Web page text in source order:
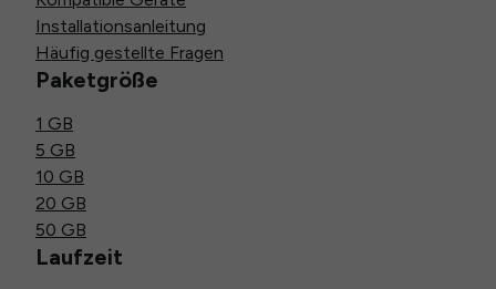
Installationsanleitung
Häufig gestellte Fragen
Paketgröße
1 GB
5 GB
10 GB
20 GB
50 GB
Laufzeit